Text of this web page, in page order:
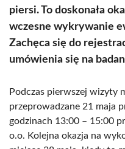
piersi. To doskonała
wczesne wykrywanie
Zachęca się do
umówienia się na
Podczas pierwszej wizyty
przeprowadzane 21 maja
godzinach 13:00 – 15:00
o.o. Kolejna okazja na